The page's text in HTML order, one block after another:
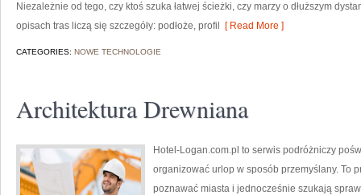
Niezależnie od tego, czy ktoś szuka łatwej ścieżki, czy marzy o dłuższym
opisach tras liczą się szczegóły: podłoże, profil
[ Read More ]
CATEGORIES: NOWE TECHNOLOGIE
Architektura Drewniana
Hotel-Logan.com.pl to serwis podróżniczy
organizować urlop w sposób przemyślany. To
poznawać miasta i jednocześnie szukają